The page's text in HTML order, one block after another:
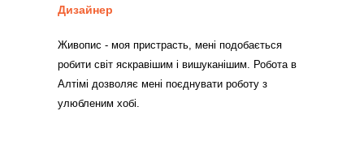
Дизайнер
Живопис - моя пристрасть, мені подобається
робити світ яскравішим і вишуканішим. Робота в
Алтімі дозволяє мені поєднувати роботу з
улюбленим хобі.